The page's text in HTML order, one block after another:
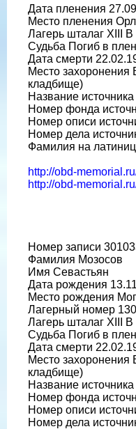
Дата пленения
Место пленения
Лагерь шталаг XIII B
Судьба Погиб в
Дата смерти
Место захоронения
кладбище)
Название
Номер фонда
Номер описи
Номер дела
Фамилия на
http://obd-
http://obd-
Номер записи
Фамилия Мозосов
Имя Севастьян
Дата рождения
Место рождения
Лагерный номер
Лагерь шталаг XIII B
Судьба Погиб в
Дата смерти
Место захоронения
кладбище)
Название
Номер фонда
Номер описи
Номер дела